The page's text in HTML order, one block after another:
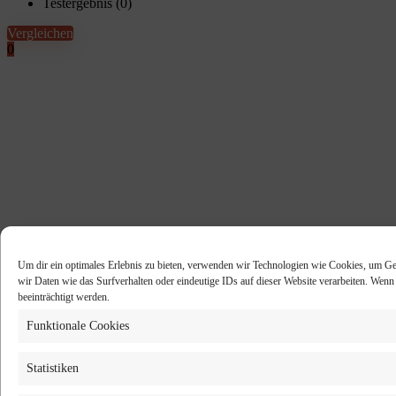
Um dir ein optimales Erlebnis zu bieten, verwenden wir Technologien wie Cookies, um
wir Daten wie das Surfverhalten oder eindeutige IDs auf dieser Website verarbeiten.
beeinträchtigt werden.
Funktionale Cookies
Statistiken
Testergebnis (0)
Vergleichen
0